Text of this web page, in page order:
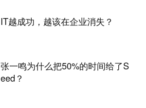
IT越成功，越该在企业消失？
张一鸣为什么把50%的时间给了S
eed？